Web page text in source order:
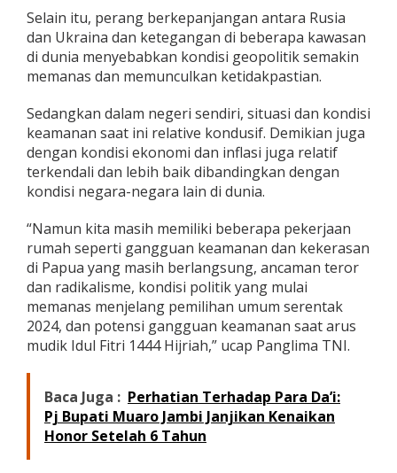
g
i
m
a
N
I
Selain itu, perang berkepanjangan antara Rusia
dan Ukraina dan ketegangan di beberapa kawasan
di dunia menyebabkan kondisi geopolitik semakin
memanas dan memunculkan ketidakpastian.
Sedangkan dalam negeri sendiri, situasi dan kondisi
keamanan saat ini relative kondusif. Demikian juga
dengan kondisi ekonomi dan inflasi juga relatif
terkendali dan lebih baik dibandingkan dengan
kondisi negara-negara lain di dunia.
“Namun kita masih memiliki beberapa pekerjaan
rumah seperti gangguan keamanan dan kekerasan
di Papua yang masih berlangsung, ancaman teror
dan radikalisme, kondisi politik yang mulai
memanas menjelang pemilihan umum serentak
2024, dan potensi gangguan keamanan saat arus
mudik Idul Fitri 1444 Hijriah,” ucap Panglima TNI.
Baca Juga : Perhatian Terhadap Para Da’i:
Pj Bupati Muaro Jambi Janjikan Kenaikan
Honor Setelah 6 Tahun